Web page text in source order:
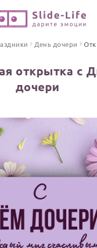
День дочери
открытка с
дочери